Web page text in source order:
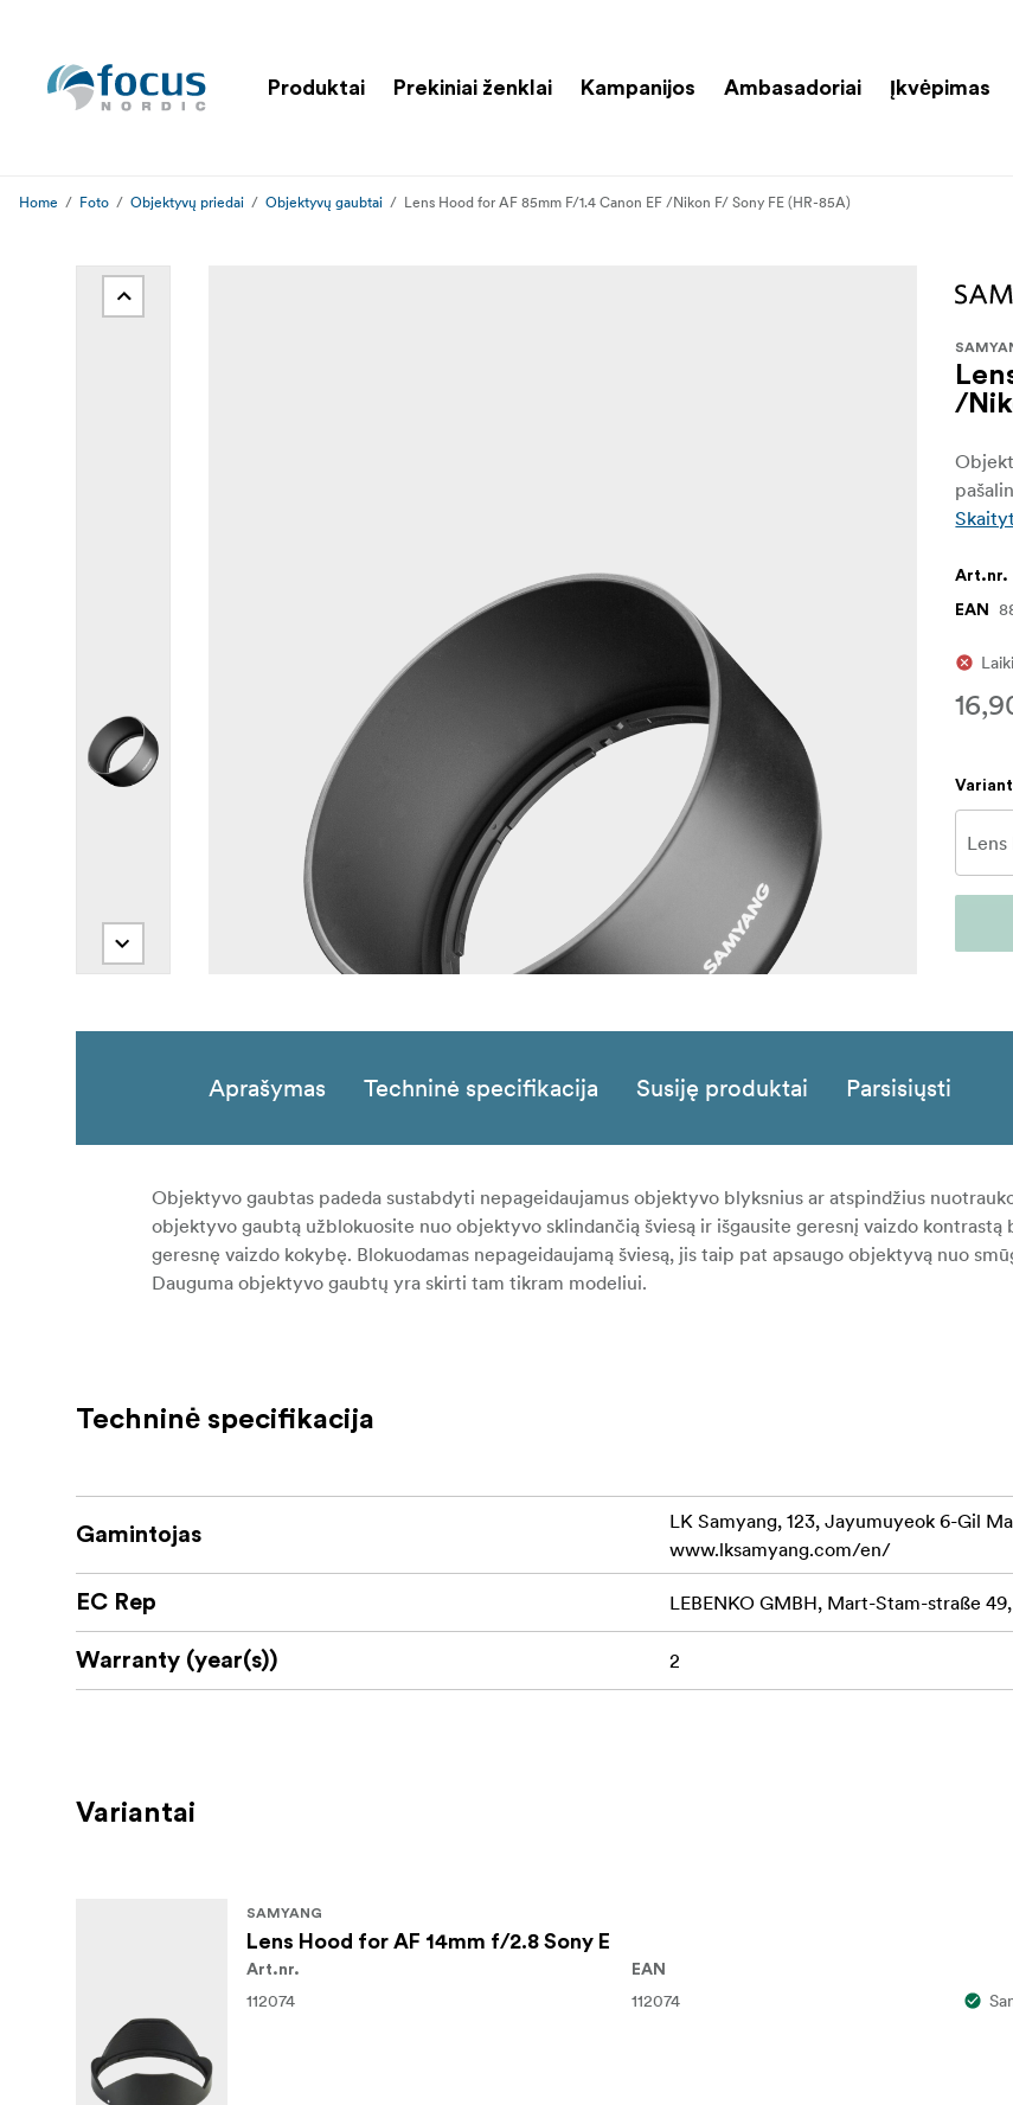
Produktai Prekiniai ženklai Kampanijos Ambasadoriai Įkvėpimas
Home Foto Objektyvų priedai Objektyvų gaubtai Lens Hood for AF 85mm F/1.4 Canon EF /Nikon F/ Sony FE (HR-85A)
/
Art.nr.
EAN
Aprašymas Techninė specifikacija Susiję produktai Parsisiųsti
Objektyvo gaubtas padeda sustabdyti nepageidaujamus objektyvo blyksnius ar atspindžius
objektyvo gaubtą užblokuosite nuo objektyvo sklindančią šviesą ir išgausite geresnį vaizdo kontrastą
geresnę vaizdo kokybę. Blokuodamas nepageidaujamą šviesą, jis taip pat apsaugo objektyvą nuo
Dauguma objektyvo gaubtų yra skirti tam tikram modeliui.
Techninė specifikacija
Gamintojas
LK Samyang, 123, Jayumuyeok 6-Gil
www.lksamyang.com/en/
EC Rep LEBENKO GMBH, Mart-Stam-straße
Warranty (year(s)) 2
Variantai
SAMYANG
Lens Hood for AF 14mm f/2.8 Sony E
Art.nr.
112074
EAN
112074